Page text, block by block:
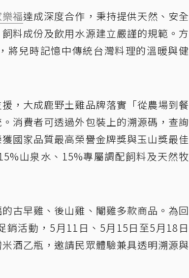
福達成深度合作，秉持提供天然、安全
料成份及飲用水源建立嚴謹的規範。方
將兒時記憶中傳統台灣料理的溫暖與健
，大成鹿野土雞品牌落實「從農場到餐
消費者可透過外包裝上的溯源碼，查詢
國家品質最高榮譽金牌獎與玉山獎最佳
山泉水、15%專屬調配飼料及天然牧
古早雞、後山雞、閹雞多款商品。為回
銷活動，5月11日、5月15日至5月18日
酒乙瓶，邀請民眾體驗兼具透明溯源與